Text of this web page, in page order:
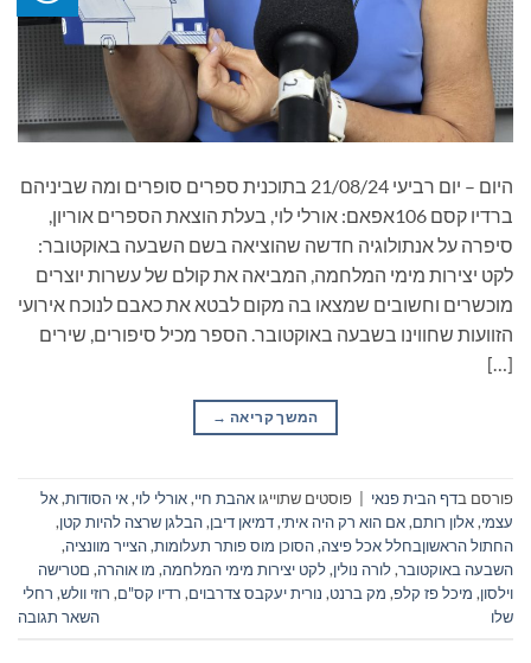
היום – יום רביעי 21/08/24 בתוכנית ספרים סופרים ומה שביניהם
ברדיו קסם 106אפאם: אורלי לוי, בעלת הוצאת הספרים אוריון,
סיפרה על אנתולוגיה חדשה שהוציאה בשם השבעה באוקטובר:
לקט יצירות מימי המלחמה, המביאה את קולם של עשרות יוצרים
מוכשרים וחשובים שמצאו בה מקום לבטא את כאבם לנוכח אירועי
הזוועות שחווינו בשבעה באוקטובר. הספר מכיל סיפורים, שירים
[…]
המשך קריאה →
פורסם בדף הבית פנאי פוסטים שתוייגו אהבת חיי,אורלי לוי,אי הסודות,אל
עצמי,אלון רותם,אם הוא רק היה איתי,דמיאן דיבן,הבלגן שרצה להיות קטן,
החתול הראשוןבחלל אכל פיצה,הסוכן מוס פותר תעלומות,הצייר מוונציה,
השבעה באוקטובר,לורה נולין,לקט יצירות מימי המלחמה, מו אוהרה, םטרישה
וילסון, מיכל פז קלפ, מק ברנט, נורית יעקבס צדרבוים, רדיו קס"ם, רוזי וולש, רחלי
שלו
השאר תגובה